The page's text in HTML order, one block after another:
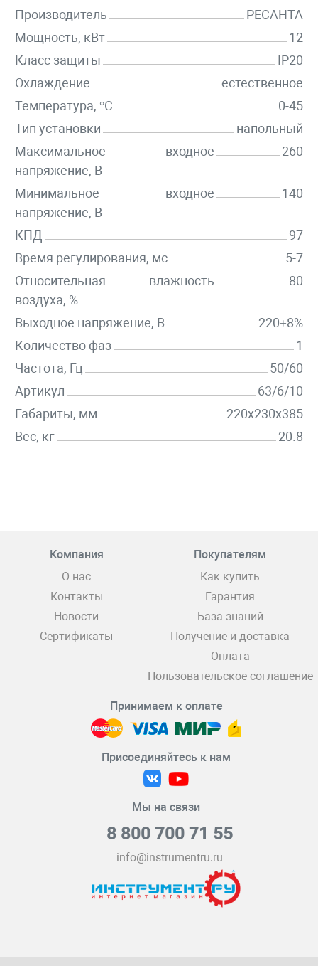
Производитель
РЕСАНТА
Мощность, кВт
12
Класс защиты
IP20
Охлаждение
естественное
Температура, °C
0-45
Тип установки
напольный
Максимальное входное
напряжение, В
260
Минимальное входное
напряжение, В
140
КПД
97
Время регулирования, мс
5-7
Относительная влажность
воздуха, %
80
Выходное напряжение, В
220±8%
Количество фаз
1
Частота, Гц
50/60
Артикул
63/6/10
Габариты, мм
220x230x385
Вес, кг
20.8
Компания
О нас
Контакты
Новости
Сертификаты
Покупателям
Как купить
Гарантия
База знаний
Получение и доставка
Оплата
Пользовательское соглашение
Принимаем к оплате
Присоединяйтесь к нам
Мы на связи
8 800 700 71 55
info@instrumentru.ru